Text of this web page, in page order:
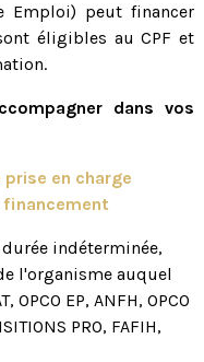
Emploi) peut financer
éligibles au CPF et
dans vos
en charge
financement
indéterminée,
l'organisme auquel
OPCO EP, ANFH, OPCO
PRO, FAFIH,